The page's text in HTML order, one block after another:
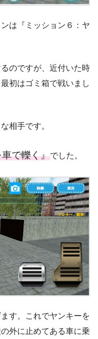
は『ミッション６：ヤ
のですが、近付いた時
初はゴミ箱で戦いまし
相手です。
で轢く』でした。
す。これでヤンキーを
外に止めてある車に乗